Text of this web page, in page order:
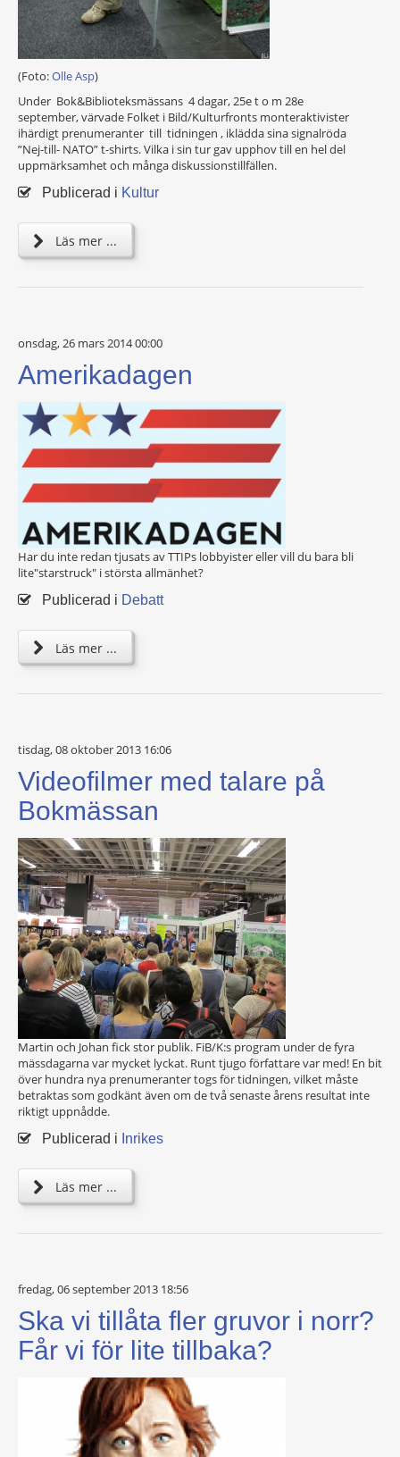
(Foto:Olle Asp)
Under Bok&Biblioteksmässans 4 dagar, 25e t o m 28e
september, värvade Folket i Bild/Kulturfronts monteraktivister
ihärdigt prenumeranter till tidningen , iklädda sina signalröda
”Nej-till- NATO” t-shirts. Vilka i sin tur gav upphov till en hel del
uppmärksamhet och många diskussionstillfällen.
Publicerad i Kultur
Läs mer ...
onsdag, 26 mars 2014 00:00
Amerikadagen
Har du inte redan tjusats av TTIPs lobbyister eller vill du bara bli
lite"starstruck" i största allmänhet?
Publicerad i Debatt
Läs mer ...
tisdag, 08 oktober 2013 16:06
Videofilmer med talare på
Bokmässan
Martin och Johan fick stor publik. FiB/K:s program under de fyra
mässdagarna var mycket lyckat. Runt tjugo författare var med! En bit
över hundra nya prenumeranter togs för tidningen, vilket måste
betraktas som godkänt även om de två senaste årens resultat inte
riktigt uppnådde.
Publicerad i Inrikes
Läs mer ...
fredag, 06 september 2013 18:56
Ska vi tillåta fler gruvor i norr?
Får vi för lite tillbaka?